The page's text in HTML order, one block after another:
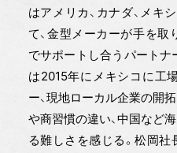
はアメリカ、カナダ、メキ
て、金型メーカーが手を取
でサポートし合うパートナ
は2015年にメキシコに工
ー、現地ローカル企業の開
や商習慣の違い、中国など
る難しさを感じる。松岡社